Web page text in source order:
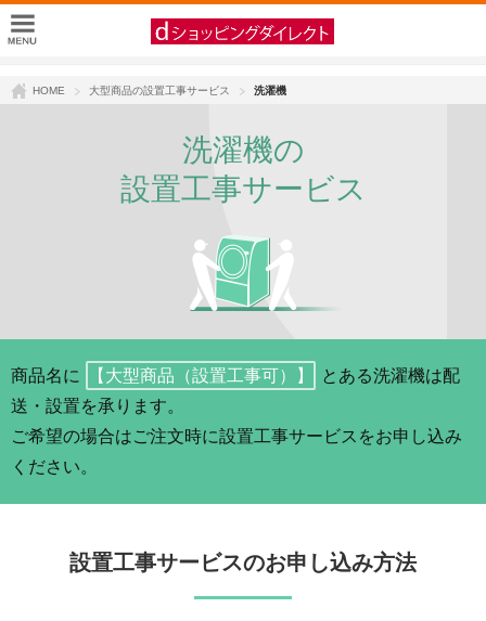
HOME 大型商品の設置工事サービス 洗濯機
洗濯機の
設置工事サービス
商品名に 【大型商品（設置工事可）】
とある洗濯機は配
送・設置を承ります。
ご希望の場合はご注文時に設置工事サービスをお申し込み
ください。
設置工事サービスのお申し込み方法